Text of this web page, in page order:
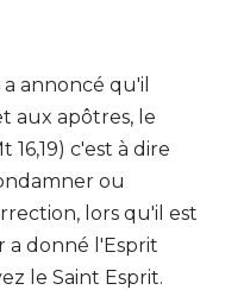
annoncé qu'il
aux apôtres, le
c'est à dire
ou
lors qu'il est
a donné l'Esprit
le Saint Esprit.